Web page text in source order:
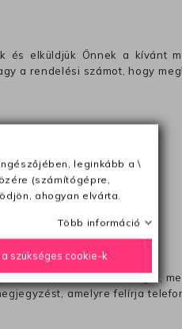
és elküldjük Önnek a kívánt
a rendelési számot, hogy
számítva
utávéttel küldött csomagot,
amelyre felírja
leginkább a \
(számítógépre,
ahogyan elvárta.
Több információ
a szükséges cookie-k